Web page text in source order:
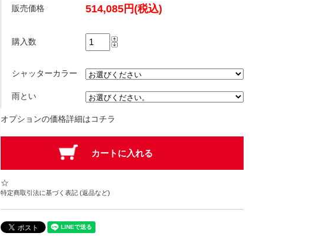
販売価格 514,085円(税込)
購入数
シャッターカラー
雨とい
オプションの価格詳細はコチラ
☆
特定商取引法に基づく表記 (返品など)